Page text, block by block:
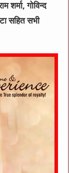
शर्मा, गोविन्द
सहित सभी